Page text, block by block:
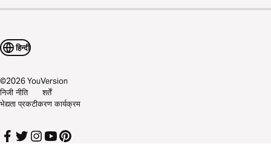
हिन्दी
©2026YouVersion
निजी नीति
शर्तें
भेद्यता प्रकटीकरण कार्यक्रम